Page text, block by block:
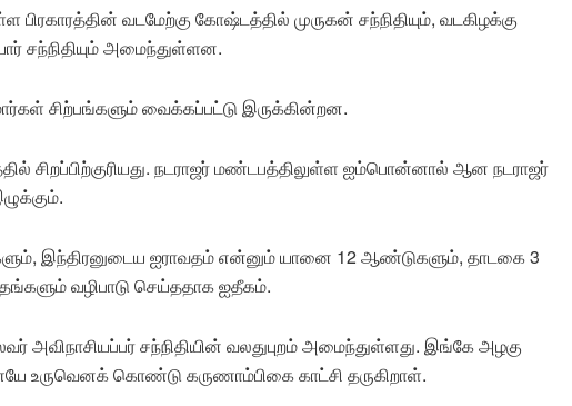
பிரகாரத்தின் வடமேற்கு கோஷ்டத்தில் முருகன் சந்நிதியும், வடகிழக்கு
சந்நிதியும் அமைந்துள்ளன.
சிற்பங்களும் வைக்கப்பட்டு இருக்கின்றன.
சிறப்பிற்குரியது. நடராஜர் மண்டபத்திலுள்ள ஐம்பொன்னால் ஆன நடராஜர்
இந்திரனுடைய ஐராவதம் என்னும் யானை 12 ஆண்டுகளும், தாடகை 3
வழிபாடு செய்ததாக ஐதீகம்.
அவிநாசியப்பர் சந்நிதியின் வலதுபுறம் அமைந்துள்ளது. இங்கே அழகு
உருவெனக் கொண்டு கருணாம்பிகை காட்சி தருகிறாள்.